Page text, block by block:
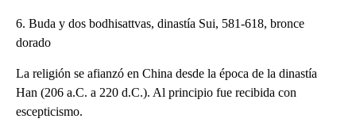
6. Buda y dos bodhisattvas, dinastía Sui, 581-618, bronce
dorado
La religión se afianzó en China desde la época de la dinastía
Han (206 a.C. a 220 d.C.). Al principio fue recibida con
escepticismo.